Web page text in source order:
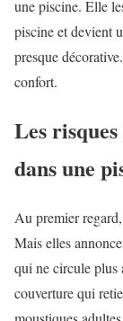
une piscine. Elle
piscine et devient
presque
confort.
Les
dans une
Au premier
Mais elles
qui ne circule plus
couverture qui